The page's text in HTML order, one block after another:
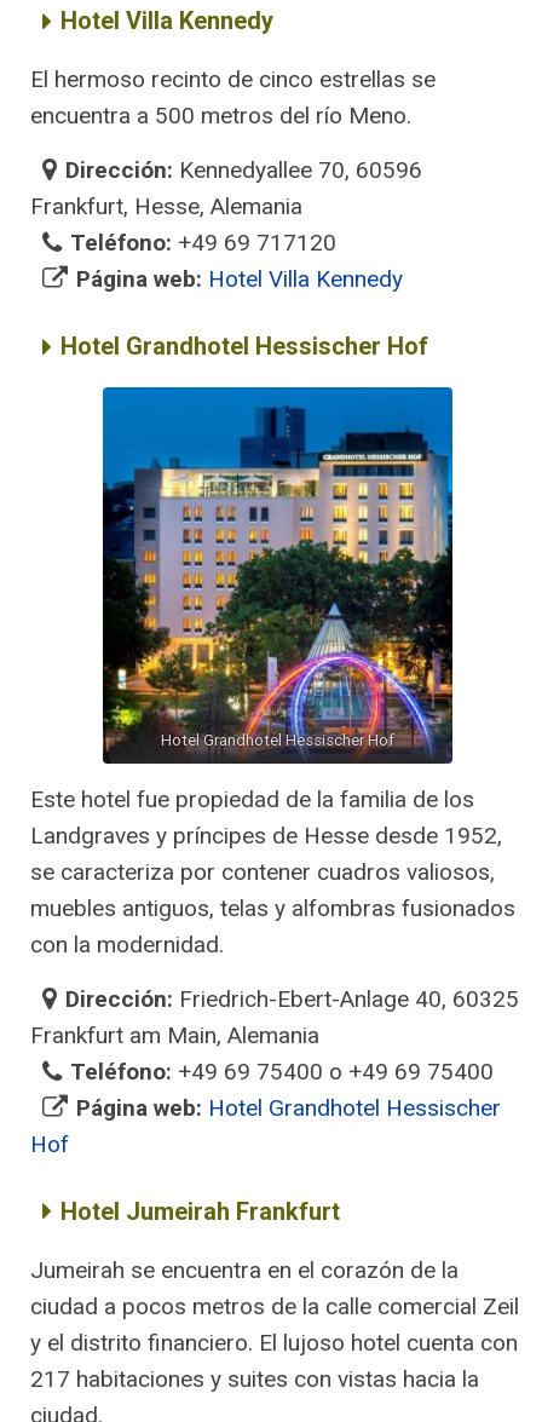
Hotel Villa Kennedy
El hermoso recinto de cinco estrellas se
encuentra a 500 metros del río Meno.
Dirección: Kennedyallee 70, 60596
Frankfurt, Hesse, Alemania
Teléfono: +49 69 717120
Página web: Hotel Villa Kennedy
Hotel Grandhotel Hessischer Hof
Hotel Grandhotel Hessischer Hof
Este hotel fue propiedad de la familia de los
Landgraves y príncipes de Hesse desde 1952,
se caracteriza por contener cuadros valiosos,
muebles antiguos, telas y alfombras fusionados
con la modernidad.
Dirección: Friedrich-Ebert-Anlage 40, 60325
Frankfurt am Main, Alemania
Teléfono: +49 69 75400 o +49 69 75400
Página web: Hotel Grandhotel Hessischer
Hof
Hotel Jumeirah Frankfurt
Jumeirah se encuentra en el corazón de la
ciudad a pocos metros de la calle comercial Zeil
y el distrito financiero. El lujoso hotel cuenta con
217 habitaciones y suites con vistas hacia la
ciudad.